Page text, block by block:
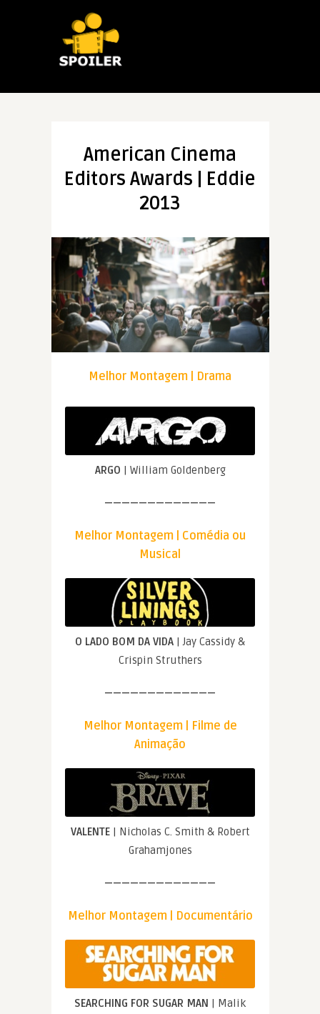
American Cinema
Editors Awards | Eddie
2013
Melhor Montagem | Drama
ARGO | William Goldenberg
—————————————
Melhor Montagem | Comédia ou
Musical
O LADO BOM DA VIDA | Jay Cassidy &
Crispin Struthers
—————————————
Melhor Montagem | Filme de
Animação
VALENTE| Nicholas C. Smith & Robert
Grahamjones
—————————————
Melhor Montagem | Documentário
SEARCHING FOR SUGAR MAN | Malik